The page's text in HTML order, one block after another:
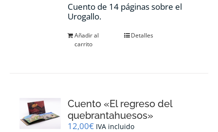
Cuento de 14 páginas sobre el
Urogallo.
Añadir al
carrito
Detalles
Cuento «El regreso del
quebrantahuesos»
12,00€ IVA incluido